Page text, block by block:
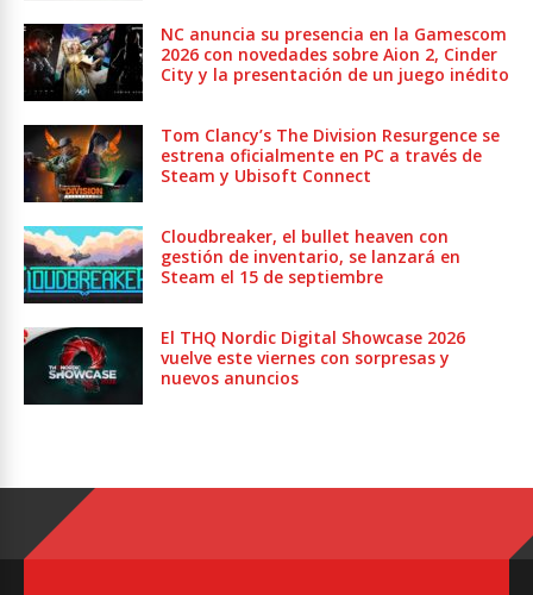
NC anuncia su presencia en la Gamescom
2026 con novedades sobre Aion 2, Cinder
City y la presentación de un juego inédito
Tom Clancy’s The Division Resurgence se
estrena oficialmente en PC a través de
Steam y Ubisoft Connect
Cloudbreaker, el bullet heaven con
gestión de inventario, se lanzará en
Steam el 15 de septiembre
El THQ Nordic Digital Showcase 2026
vuelve este viernes con sorpresas y
nuevos anuncios